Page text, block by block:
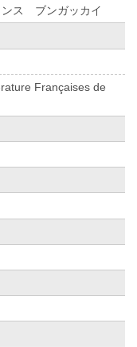
ス ブンガッカイ
Françaises de